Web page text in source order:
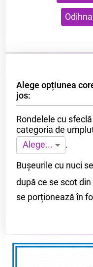
Alege opțiunea
jos:
Rondelele cu
categoria de
Alege...
.
Bușeurile cu nuci
după ce se scot
se porționează în